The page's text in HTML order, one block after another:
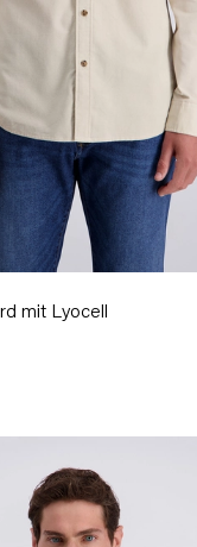
mit Lyocell